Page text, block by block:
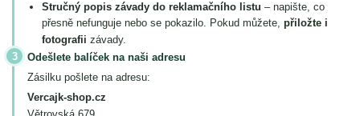
Stručný popis závady do reklamačního listu – napište, co
přesně nefunguje nebo se pokazilo. Pokud můžete, přiložte i
fotografii závady.
3
Odešlete balíček na naši adresu
Zásilku pošlete na adresu:
Vercajk-shop.cz